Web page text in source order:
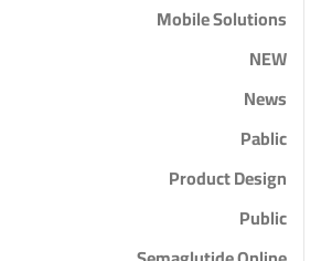
Mobile Solutions
NEW
News
Pablic
Product Design
Public